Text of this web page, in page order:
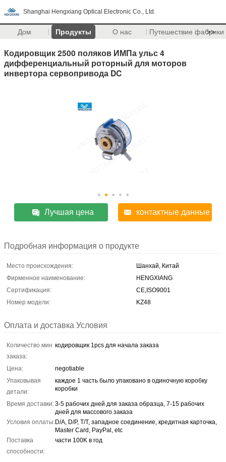
Shanghai Hengxiang Optical Electronic Co., Ltd.
Дом Продукты О нас Путешествие фабрики
>>
Кодировщик 2500 поляков ИМПа ульс 4
дифференциальный роторный для моторов
инвертора сервопривода DC
Лучшая цена контактные данные
Подробная информация о продукте
Место происхождения:
Шанхай, Китай
Фирменное наименование:
HENGXIANG
Сертификация:
CE,ISO9001
Номер модели:
KZ48
Оплата и доставка Условия
Количество мин
заказа:
кодировщик 1pcs для начала заказа
Цена:
negotiable
Упаковывая
детали:
каждое 1 часть было упаковано в одиночную коробку
коробки
Время доставки:3-5 рабочих дней для заказа образца, 7-15 рабочих
дней для массового заказа
Условия оплаты:D/A, D/P, T/T, западное соединение, кредитная карточка,
Master Card, PayPal, etc
Поставка
способности:
части 100K в год